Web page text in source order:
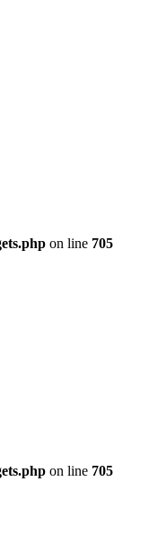
on line 705
on line 705